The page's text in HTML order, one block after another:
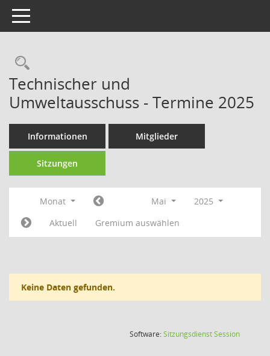
Toggle navigation
Technischer und
Umweltausschuss - Termine 2025
Informationen Mitglieder
Sitzungen
Monat Mai
2025
Aktuell
Gremium auswählen
Keine Daten gefunden.
Software:SitzungsdienstSession(Wird in